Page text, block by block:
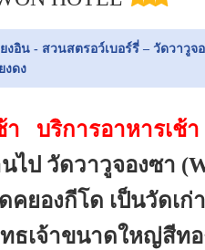
ยงอิน - สวนสตรอว์เบอร์รี่ – วัดวาวู
งดง
า บริการอาหารเช้
ไป วัดวาวูจองซา
คยองกีโด เป็นวัดเก่
ธเจ้าขนาดใหญ่สีท